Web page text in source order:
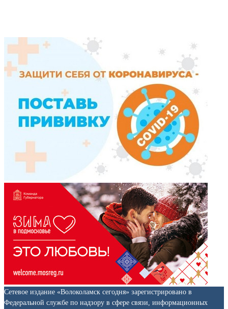
Сетевое издание «Волоколамск сегодня» зарегистрировано в
Федеральной службе по надзору в сфере связи, информационных